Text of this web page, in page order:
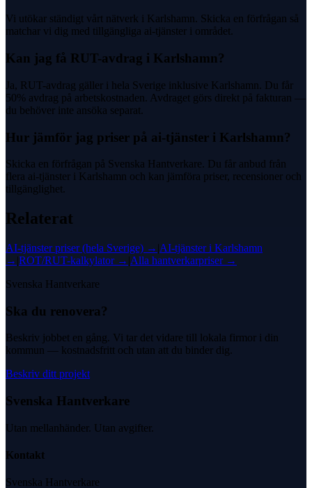
Vi utökar ständigt vårt nätverk i Karlshamn. Skicka en förfrågan så
matchar vi dig med tillgängliga ai-tjänster i området.
Kan jag få RUT-avdrag i Karlshamn?
Ja, RUT-avdrag gäller i hela Sverige inklusive Karlshamn. Du får
50% avdrag på arbetskostnaden. Avdraget görs direkt på fakturan —
du behöver inte ansöka separat.
Hur jämför jag priser på ai-tjänster i Karlshamn?
Skicka en förfrågan på Svenska Hantverkare. Du får anbud från
flera ai-tjänster i Karlshamn och kan jämföra priser, recensioner och
tillgänglighet.
Relaterat
AI-tjänsterpriser (hela Sverige) → |AI-tjänsteri Karlshamn
→ |ROT/RUT-kalkylator → |Alla hantverkarpriser →
Svenska Hantverkare
Ska du renovera?
Beskriv jobbet en gång. Vi tar det vidare till lokala firmor i din
kommun — kostnadsfritt och utan att du binder dig.
Beskriv ditt projekt
Svenska Hantverkare
Utan mellanhänder. Utan avgifter.
Kontakt
Svenska Hantverkare